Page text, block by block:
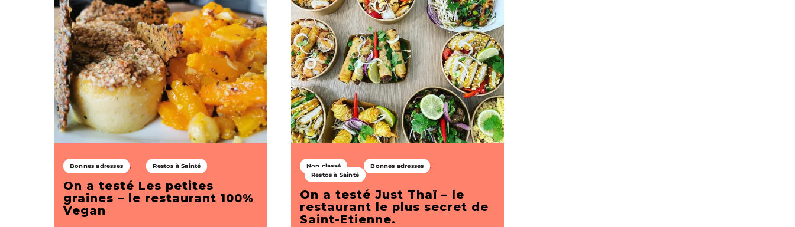
Bonnes adresses Restos à Sainté
On a testé Les petites
graines – le restaurant 100%
Vegan
Non classé
Bonnes adresses
Restos à Sainté
On a testé Just Thaï – le
restaurant le plus secret de
Saint-Etienne.